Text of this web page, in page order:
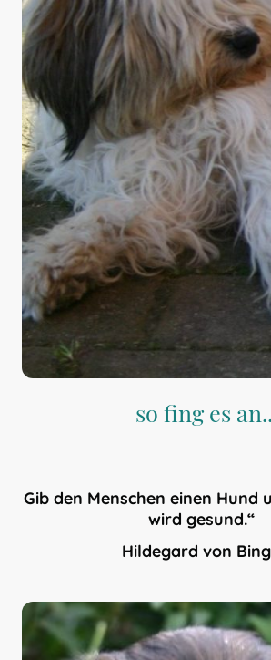
so fing es an..
Gib den Menschen einen Hund
wird gesund.“
Hildegard von